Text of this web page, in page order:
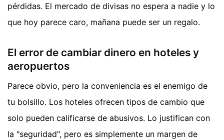
pérdidas. El mercado de divisas no espera a nadie y lo
que hoy parece caro, mañana puede ser un regalo.
El error de cambiar dinero en hoteles y
aeropuertos
Parece obvio, pero la conveniencia es el enemigo de
tu bolsillo. Los hoteles ofrecen tipos de cambio que
solo pueden calificarse de abusivos. Lo justifican con
la "seguridad", pero es simplemente un margen de